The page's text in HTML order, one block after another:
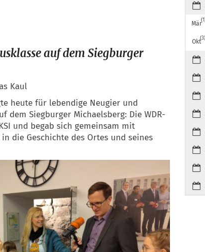
auf dem Siegburger
Kaul
heute für lebendige Neugier und
dem Siegburger Michaelsberg: Die WDR-
und begab sich gemeinsam mit
die Geschichte des Ortes und seines
Mär1
Okt3